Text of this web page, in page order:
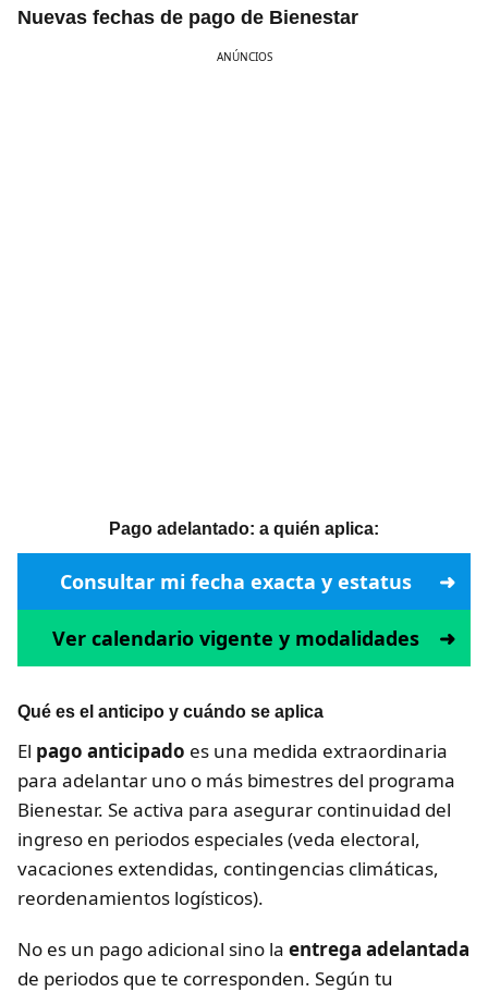
Nuevas fechas de pago de Bienestar
ANÚNCIOS
Pago adelantado: a quién aplica:
Consultar mi fecha exacta y estatus
Ver calendario vigente y modalidades
Qué es el anticipo y cuándo se aplica
El pago anticipado es una medida extraordinaria
para adelantar uno o más bimestres del programa
Bienestar. Se activa para asegurar continuidad del
ingreso en periodos especiales (veda electoral,
vacaciones extendidas, contingencias climáticas,
reordenamientos logísticos).
No es un pago adicional sino la entrega adelantada
de periodos que te corresponden. Según tu